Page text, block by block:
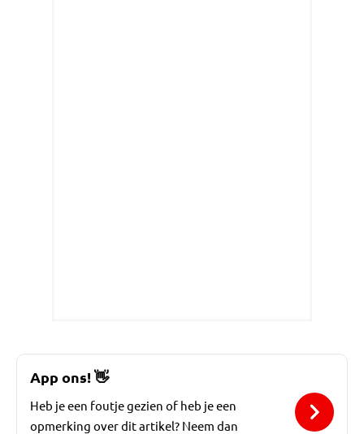
App ons!👋
Heb je een foutje gezien of heb je een
opmerking over dit artikel? Neem dan